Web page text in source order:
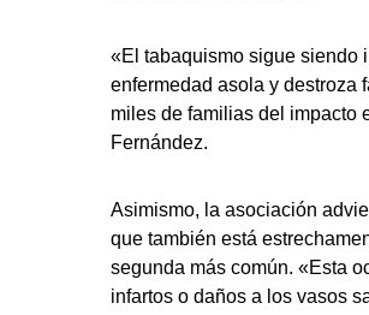
«El tabaquismo sigue siendo
enfermedad asola y destroza
miles de familias del impacto
Fernández.
Asimismo, la asociación
que también está
segunda más común. «Esta
infartos o daños a los vasos